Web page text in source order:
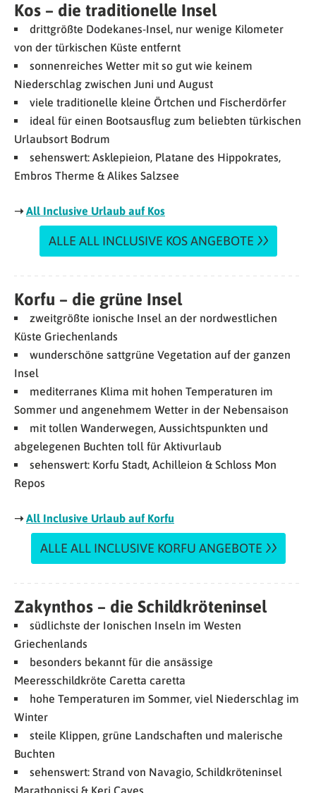
Kos – die traditionelle Insel
drittgrößte Dodekanes-Insel, nur wenige Kilometer
von der türkischen Küste entfernt
sonnenreiches Wetter mit so gut wie keinem
Niederschlag zwischen Juni und August
viele traditionelle kleine Örtchen und Fischerdörfer
ideal für einen Bootsausflug zum beliebten türkischen
Urlaubsort Bodrum
sehenswert: Asklepieion, Platane des Hippokrates,
Embros Therme & Alikes Salzsee
➝All Inclusive Urlaub auf Kos
ALLE ALL INCLUSIVE KOS ANGEBOTE
Korfu – die grüne Insel
zweitgrößte ionische Insel an der nordwestlichen
Küste Griechenlands
wunderschöne sattgrüne Vegetation auf der ganzen
Insel
mediterranes Klima mit hohen Temperaturen im
Sommer und angenehmem Wetter in der Nebensaison
mit tollen Wanderwegen, Aussichtspunkten und
abgelegenen Buchten toll für Aktivurlaub
sehenswert: Korfu Stadt, Achilleion & Schloss Mon
Repos
➝ All Inclusive Urlaub auf Korfu
ALLE ALL INCLUSIVE KORFU ANGEBOTE
Zakynthos – die Schildkröteninsel
südlichste der Ionischen Inseln im Westen
Griechenlands
besonders bekannt für die ansässige
Meeresschildkröte Caretta caretta
hohe Temperaturen im Sommer, viel Niederschlag im
Winter
steile Klippen, grüne Landschaften und malerische
Buchten
sehenswert: Strand von Navagio, Schildkröteninsel
Marathonissi & Keri Caves